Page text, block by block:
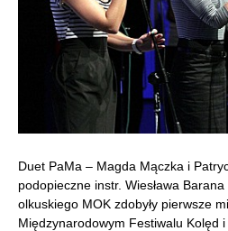
Duet PaMa – Magda Mączka i
podopieczne instr. Wiesława
olkuskiego MOK zdobyły pierwsze
Międzynarodowym Festiwalu Kolęd i